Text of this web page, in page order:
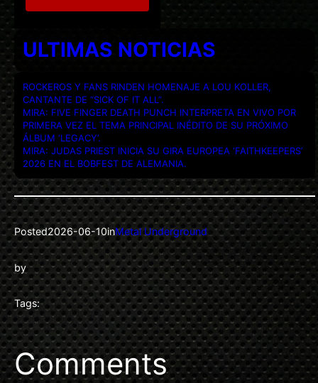
ULTIMAS NOTICIAS
ROCKEROS Y FANS RINDEN HOMENAJE A LOU KOLLER,
CANTANTE DE “SICK OF IT ALL”.
MIRA: FIVE FINGER DEATH PUNCH INTERPRETA EN VIVO POR
PRIMERA VEZ EL TEMA PRINCIPAL INÉDITO DE SU PRÓXIMO
ÁLBUM ‘LEGACY’.
MIRA: JUDAS PRIEST INICIA SU GIRA EUROPEA ‘FAITHKEEPERS’
2026 EN EL BOBFEST DE ALEMANIA.
Posted2026-06-10inMetal Underground
by
Tags:
Comments